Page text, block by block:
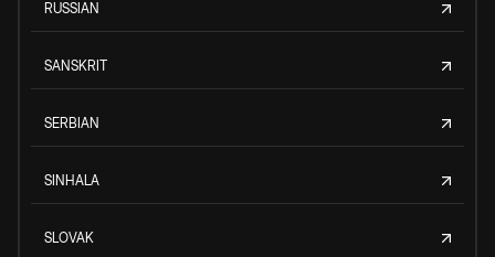
RUSSIAN
SANSKRIT
SERBIAN
SINHALA
SLOVAK